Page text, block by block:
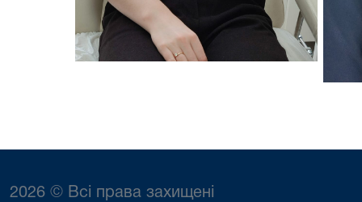
2026 © Всі права захищені